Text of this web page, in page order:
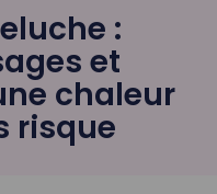
:
et
chaleur
risque